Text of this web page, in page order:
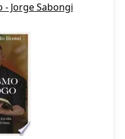
Jorge Sabongi